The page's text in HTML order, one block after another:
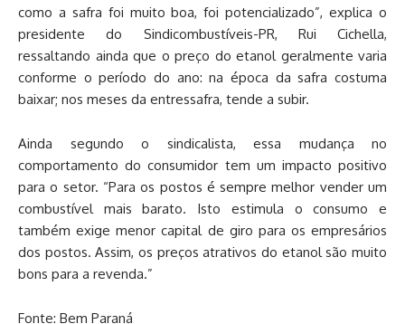
como a safra foi muito boa, foi potencializado”, explica o
presidente do Sindicombustíveis-PR, Rui Cichella,
ressaltando ainda que o preço do etanol geralmente varia
conforme o período do ano: na época da safra costuma
baixar; nos meses da entressafra, tende a subir.
Ainda segundo o sindicalista, essa mudança no
comportamento do consumidor tem um impacto positivo
para o setor. “Para os postos é sempre melhor vender um
combustível mais barato. Isto estimula o consumo e
também exige menor capital de giro para os empresários
dos postos. Assim, os preços atrativos do etanol são muito
bons para a revenda.”
Fonte: Bem Paraná